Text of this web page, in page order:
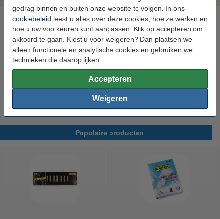
gedrag binnen en buiten onze website te volgen. In ons
cookiebeleid leest u alles over deze cookies, hoe ze werken en
hoe u uw voorkeuren kunt aanpassen. Klik op accepteren om
akkoord te gaan. Kiest u voor weigeren? Dan plaatsen we
alleen functionele en analytische cookies en gebruiken we
technieken die daarop lijken.
Accepteren
Weigeren
Laserprinter reinigingsdoek
tonerdoek 43 x 32 cm (LxB) geel 999058
Bekijk de specificaties en omschrijving
Direct leverbaar
Morgen in huis
€ 0,95 Bestellen
Populaire producten